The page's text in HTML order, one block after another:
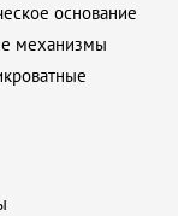
основание
механизмы